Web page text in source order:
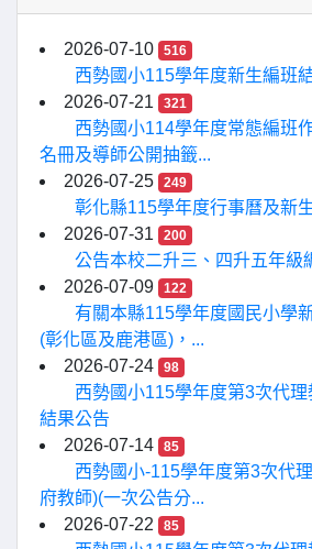
2026-07-10 516
西勢國小115學年度新生編班
2026-07-21
321
西勢國小114學年度常態編班
名冊及導師公開抽籤...
2026-07-25
249
彰化縣115學年度行事曆及新
2026-07-31
200
公告本校二升三、四升五年級
2026-07-09
122
有關本縣115學年度國民小學
(彰化區及鹿港區)，...
2026-07-24
98
西勢國小115學年度第3次代
結果公告
2026-07-14
85
西勢國小-115學年度第3次代
府教師)(一次公告分...
2026-07-22
85